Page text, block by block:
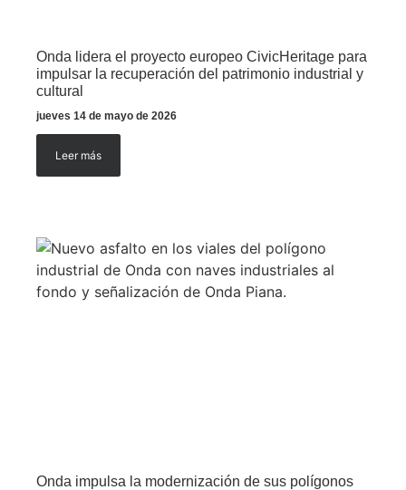
Onda lidera el proyecto europeo CivicHeritage para
impulsar la recuperación del patrimonio industrial y
cultural
jueves 14 de mayo de 2026
Leer más
Onda impulsa la modernización de sus polígonos